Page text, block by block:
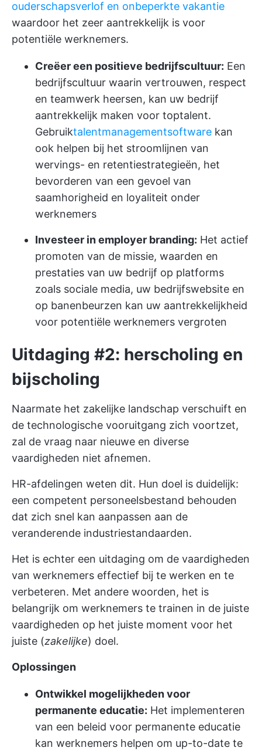
ouderschapsverlof en onbeperkte vakantie
waardoor het zeer aantrekkelijk is voor
potentiële werknemers.
Creëer een positieve bedrijfscultuur: Een
bedrijfscultuur waarin vertrouwen, respect
en teamwerk heersen, kan uw bedrijf
aantrekkelijk maken voor toptalent.
Gebruiktalentmanagementsoftware kan
ook helpen bij het stroomlijnen van
wervings- en retentiestrategieën, het
bevorderen van een gevoel van
saamhorigheid en loyaliteit onder
werknemers
Investeer in employer branding: Het actief
promoten van de missie, waarden en
prestaties van uw bedrijf op platforms
zoals sociale media, uw bedrijfswebsite en
op banenbeurzen kan uw aantrekkelijkheid
voor potentiële werknemers vergroten
Uitdaging #2: herscholing en
bijscholing
Naarmate het zakelijke landschap verschuift en
de technologische vooruitgang zich voortzet,
zal de vraag naar nieuwe en diverse
vaardigheden niet afnemen.
HR-afdelingen weten dit. Hun doel is duidelijk:
een competent personeelsbestand behouden
dat zich snel kan aanpassen aan de
veranderende industriestandaarden.
Het is echter een uitdaging om de vaardigheden
van werknemers effectief bij te werken en te
verbeteren. Met andere woorden, het is
belangrijk om werknemers te trainen in de juiste
vaardigheden op het juiste moment voor het
juiste (zakelijke) doel.
Oplossingen
Ontwikkel mogelijkheden voor
permanente educatie: Het implementeren
van een beleid voor permanente educatie
kan werknemers helpen om up-to-date te